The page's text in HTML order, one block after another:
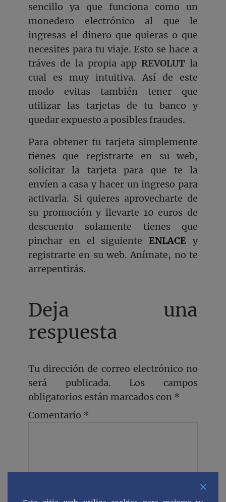
sencillo ya que funciona como un
monedero electrónico al que le
ingresas el dinero que quieras o que
necesites para tu viaje. Esto se hace a
tráves de la propia appREVOLUT la
cual es muy intuitiva. Así de este
modo evitas también tener que
utilizar las tarjetas de tu banco y
quedar expuesto a posibles fraudes.
Para obtener tu tarjeta simplemente
tienes que registrarte en su web,
solicitar la tarjeta para que te la
envíen a casa y hacer un ingreso para
activarla. Si quieres aprovecharte de
su promoción y llevarte 10 euros de
descuento solamente tienes que
pinchar en el siguienteENLACE y
registrarte en su web. Anímate, no te
arrepentirás.
Deja una
respuesta
Tu dirección de correo electrónico no
será publicada.
Los campos
obligatorios están marcados con *
Comentario *